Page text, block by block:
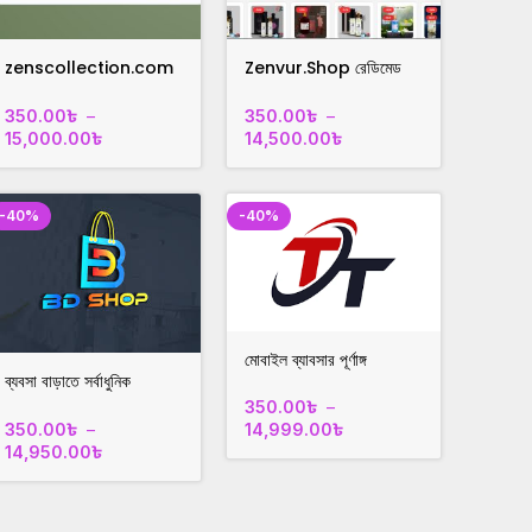
zenscollection.com
350.00৳ –
15,000.00৳
Zenvur.Shop রেডিমেড
350.00৳ –
14,500.00৳
-40%
ব্যবসা বাড়াতে সর্বাধুনিক
করুন bdshop25.xyz
350.00৳ –
14,950.00৳
-40%
মোবাইল ব্যাবসার পূর্ণাঙ্গ
সেল!tachtok.xyz
350.00৳ –
14,999.00৳